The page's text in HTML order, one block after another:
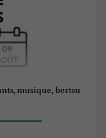
musique, bertsu